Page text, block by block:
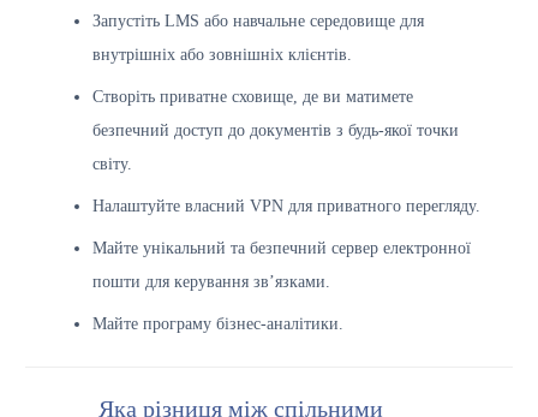
Запустіть LMS або навчальне середовище для
внутрішніх або зовнішніх клієнтів.
Створіть приватне сховище, де ви матимете
безпечний доступ до документів з будь-якої точки
світу.
Налаштуйте власний VPN для приватного перегляду.
Майте унікальний та безпечний сервер електронної
пошти для керування зв’язками.
Майте програму бізнес-аналітики.
Яка різниця між спільними